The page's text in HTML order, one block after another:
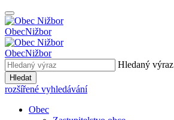
ObecNižbor
ObecNižbor
Hledaný výraz
Hledat
rozšířené vyhledávání
Obec